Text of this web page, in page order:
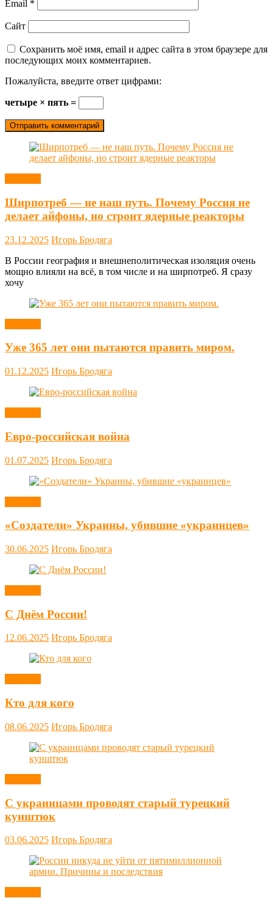
Email *
Сайт
Сохранить моё имя, email и адрес сайта в этом браузере для
последующих моих комментариев.
Пожалуйста, введите ответ цифрами:
четыре × пять =
Ширпотреб — не наш путь. Почему Россия не
делает айфоны, но строит ядерные реакторы
23.12.2025 Игорь Бродяга
В России география и внешнеполитическая изоляция очень
мощно влияли на всё, в том числе и на ширпотреб. Я сразу
хочу
Уже 365 лет они пытаются править миром.
01.12.2025 Игорь Бродяга
Евро-российская война
01.07.2025 Игорь Бродяга
«Создатели» Украины, убившие «украинцев»
30.06.2025 Игорь Бродяга
С Днём России!
12.06.2025 Игорь Бродяга
Кто для кого
08.06.2025 Игорь Бродяга
С украинцами проводят старый турецкий
кунштюк
03.06.2025 Игорь Бродяга